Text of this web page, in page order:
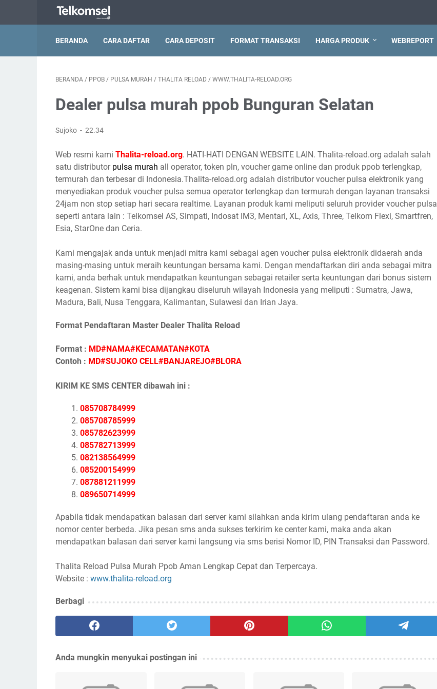
BERANDA CARA DAFTAR CARA DEPOSIT FORMAT TRANSAKSI HARGA PRODUK WEBREPORT
BERANDA / PPOB / PULSA MURAH / THALITA RELOAD / WWW.THALITA-RELOAD.ORG
Dealer pulsa murah ppob Bunguran Selatan
Sujoko 22.34
Web resmi kami Thalita-reload.org. HATI-HATI DENGAN WEBSITE LAIN. Thalita-reload.org adalah salah
satu distributor pulsa murah all operator, token pln, voucher game online dan produk ppob terlengkap,
termurah dan terbesar di Indonesia.Thalita-reload.org adalah distributor voucher pulsa elektronik yang
menyediakan produk voucher pulsa semua operator terlengkap dan termurah dengan layanan transaksi
24jam non stop setiap hari secara realtime. Layanan produk kami meliputi seluruh provider voucher pulsa
seperti antara lain : Telkomsel AS, Simpati, Indosat IM3, Mentari, XL, Axis, Three, Telkom Flexi, Smartfren,
Esia, StarOne dan Ceria.
Kami mengajak anda untuk menjadi mitra kami sebagai agen voucher pulsa elektronik didaerah anda
masing-masing untuk meraih keuntungan bersama kami. Dengan mendaftarkan diri anda sebagai mitra
kami, anda berhak untuk mendapatkan keuntungan sebagai retailer serta keuntungan dari bonus sistem
keagenan. Sistem kami bisa dijangkau diseluruh wilayah Indonesia yang meliputi : Sumatra, Jawa,
Madura, Bali, Nusa Tenggara, Kalimantan, Sulawesi dan Irian Jaya.
Format Pendaftaran Master Dealer Thalita Reload
Format : MD#NAMA#KECAMATAN#KOTA
Contoh : MD#SUJOKO CELL#BANJAREJO#BLORA
KIRIM KE SMS CENTER dibawah ini :
085708784999
085708785999
085782623999
085782713999
082138564999
085200154999
087881211999
089650714999
Apabila tidak mendapatkan balasan dari server kami silahkan anda kirim ulang pendaftaran anda ke
nomor center berbeda. Jika pesan sms anda sukses terkirim ke center kami, maka anda akan
mendapatkan balasan dari server kami langsung via sms berisi Nomor ID, PIN Transaksi dan Password.
Thalita Reload Pulsa Murah Ppob Aman Lengkap Cepat dan Terpercaya.
Website : www.thalita-reload.org
Berbagi
Anda mungkin menyukai postingan ini